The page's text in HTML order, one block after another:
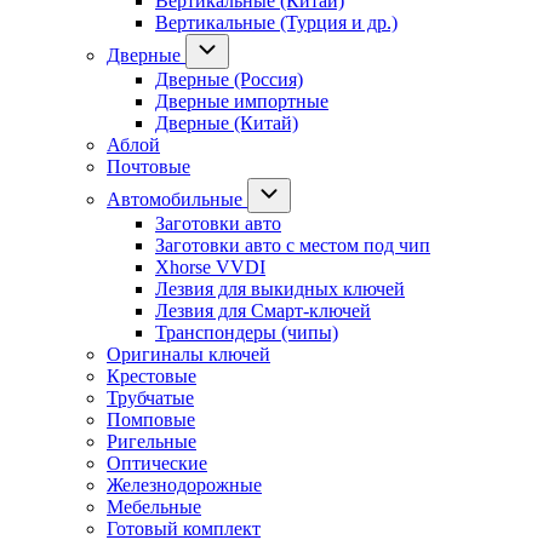
Вертикальные (Турция и др.)
Дверные
Дверные (Россия)
Дверные импортные
Дверные (Китай)
Аблой
Почтовые
Автомобильные
Заготовки авто
Заготовки авто с местом под чип
Xhorse VVDI
Лезвия для выкидных ключей
Лезвия для Смарт-ключей
Транспондеры (чипы)
Оригиналы ключей
Крестовые
Трубчатые
Помповые
Ригельные
Оптические
Железнодорожные
Мебельные
Готовый комплект